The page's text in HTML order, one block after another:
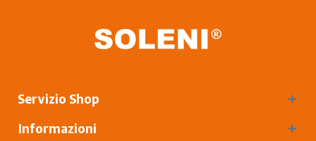
Servizio Shop
Informazioni